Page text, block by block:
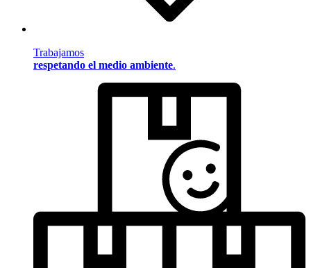
Trabajamos
respetando el medio ambiente.